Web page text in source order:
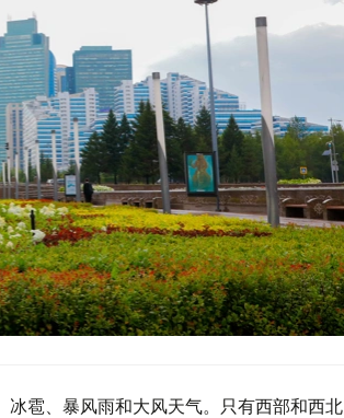
雹、暴风雨和大风天气。只有西部和西北